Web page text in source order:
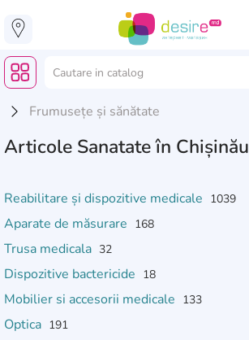
Frumusețe și sănătate
Articole Sanatate în Chișinău
Reabilitare și dispozitive medicale 1039
Aparate de măsurare 168
Trusa medicala 32
Dispozitive bactericide 18
Mobilier si accesorii medicale 133
Optica 191